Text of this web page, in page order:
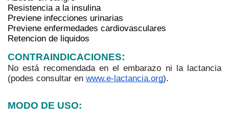
Resistencia a la insulina
Previene infecciones urinarias
Previene enfermedades cardiovasculares
Retencion de liquidos
CONTRAINDICACIONES:
No está recomendada en el embarazo ni la lactancia
(podes consultar en www.e-lactancia.org).
MODO DE USO: